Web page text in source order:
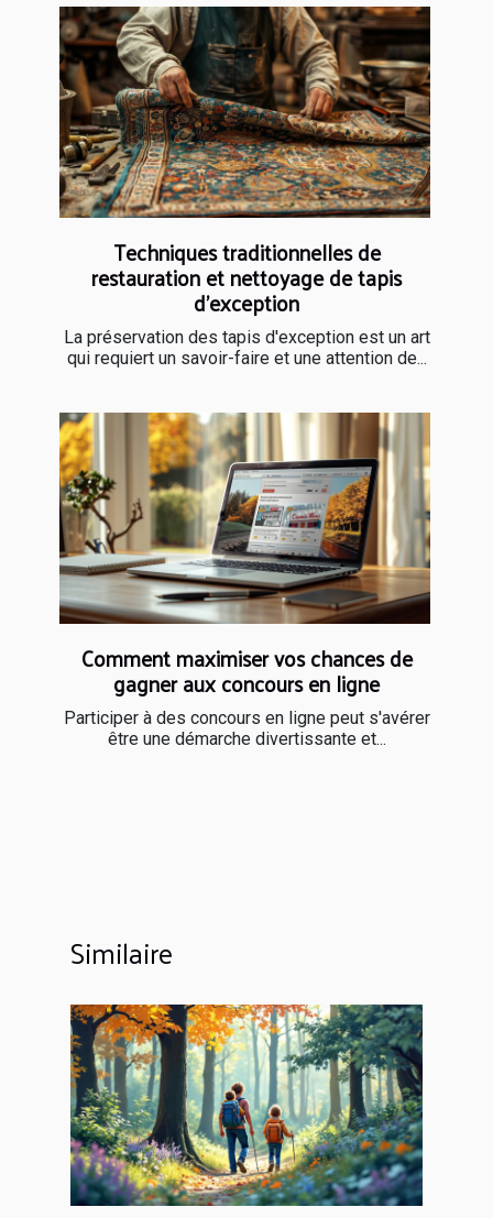
Techniques traditionnelles de
restauration et nettoyage de tapis
d'exception
La préservation des tapis d'exception est un art
qui requiert un savoir-faire et une attention de...
Comment maximiser vos chances de
gagner aux concours en ligne
Participer à des concours en ligne peut s'avérer
être une démarche divertissante et...
Similaire